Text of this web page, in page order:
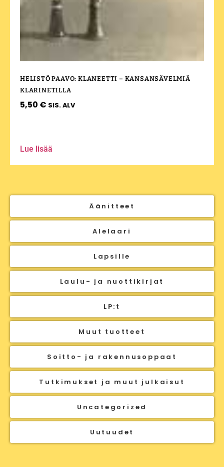
HELISTÖ PAAVO: KLANEETTI – KANSANSÄVELMIÄ
KLARINETILLA
5,50 € SIS. ALV
Lue lisää
Äänitteet
Alelaari
Lapsille
Laulu- ja nuottikirjat
LP:t
Muut tuotteet
Soitto- ja rakennusoppaat
Tutkimukset ja muut julkaisut
Uncategorized
Uutuudet